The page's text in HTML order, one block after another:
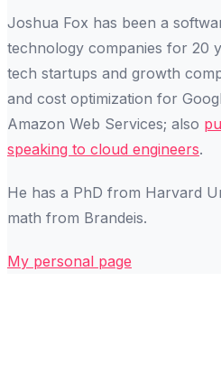
Joshua Fox has been a
technology companies for 20
tech startups and growth
and cost optimization for
Amazon Web Services; also
speaking to cloud engineers.
He has a PhD from Harvard
math from Brandeis.
My personal page